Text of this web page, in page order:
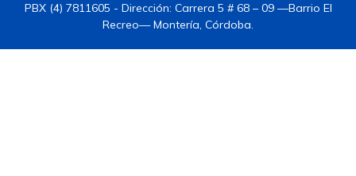
PBX (4) 7811605 - Dirección: Carrera 5 # 68 – 09 —Barrio El
Recreo— Montería, Córdoba.